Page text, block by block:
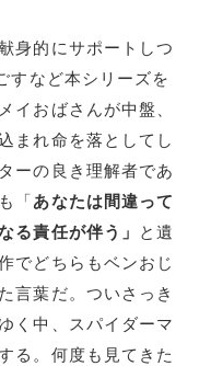
身的にサポートしつ
すなど本シリーズを
イおばさんが中盤、
まれ命を落としてし
ーの良き理解者であ
「あなたは間違って
る責任が伴う」
と遺
でどちらもベンおじ
言葉だ。ついさっき
く中、スパイダーマ
る。何度も見てきた